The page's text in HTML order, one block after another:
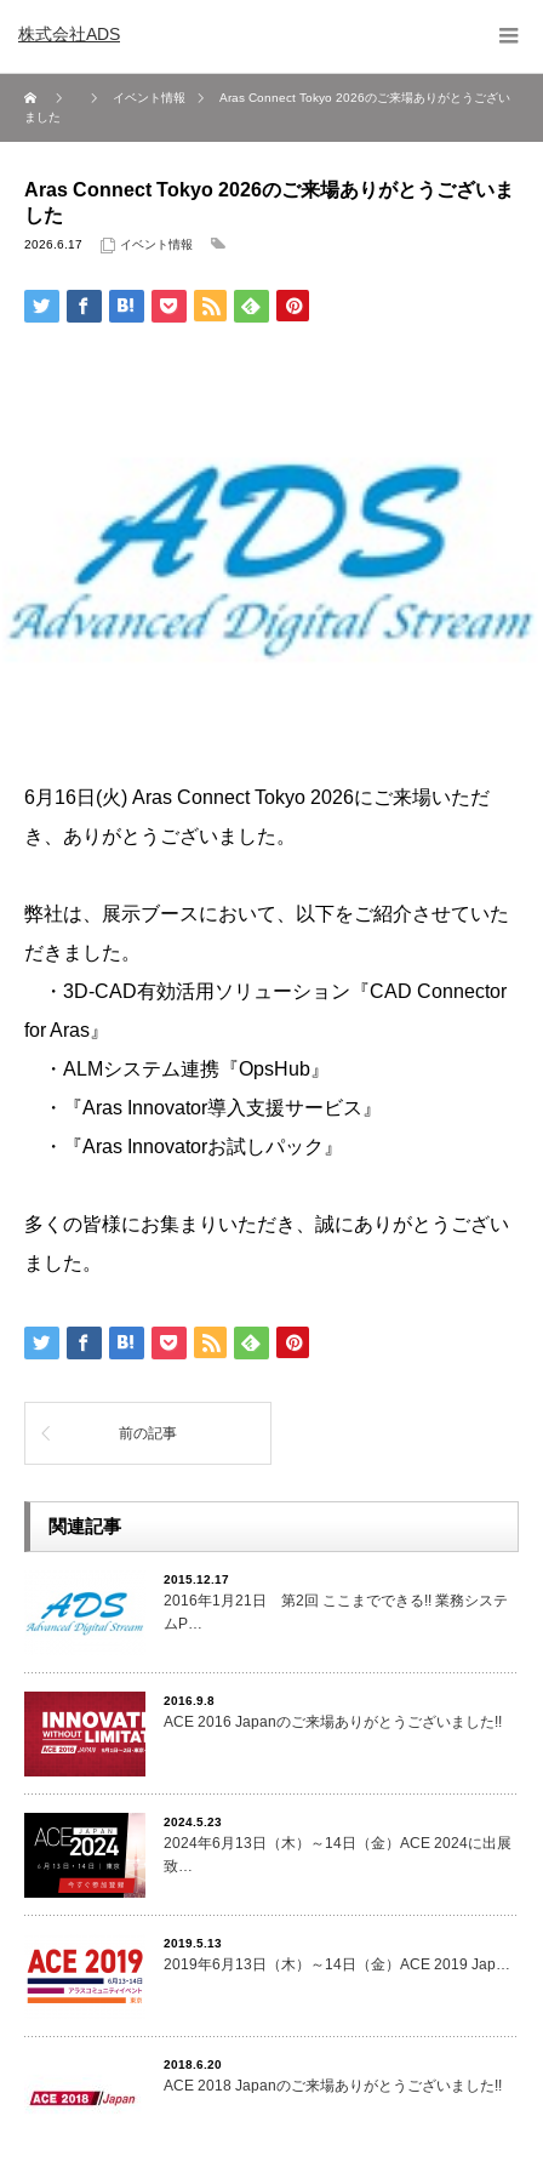
株式会社ADS
イベント情報
Aras Connect Tokyo 2026のご来場ありがとうござい
ました
Aras Connect Tokyo 2026のご来場ありがとうございま
した
2026.6.17 イベント情報
6月16日(火) Aras Connect Tokyo 2026にご来場いただ
き、ありがとうございました。
弊社は、展示ブースにおいて、以下をご紹介させていた
だきました。
・3D-CAD有効活用ソリューション『CAD Connector
for Aras』
・ALMシステム連携『OpsHub』
・『Aras Innovator導入支援サービス』
・『Aras Innovatorお試しパック』
多くの皆様にお集まりいただき、誠にありがとうござい
ました。
前の記事
関連記事
2015.12.17
2016年1月21日 第2回 ここまでできる!! 業務システ
ムP…
2016.9.8
ACE 2016 Japanのご来場ありがとうございました!!
2024.5.23
2024年6月13日（木）～14日（金）ACE 2024に出展
致…
2019.5.13
2019年6月13日（木）～14日（金）ACE 2019 Jap…
2018.6.20
ACE 2018 Japanのご来場ありがとうございました!!